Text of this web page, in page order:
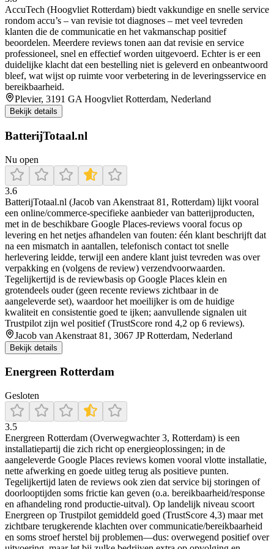
AccuTech (Hoogvliet Rotterdam) biedt vakkundige en snelle service
rondom accu’s – van revisie tot diagnoses – met veel tevreden
klanten die de communicatie en het vakmanschap positief
beoordelen. Meerdere reviews tonen aan dat revisie en service
professioneel, snel en effectief worden uitgevoerd. Echter is er een
duidelijke klacht dat een bestelling niet is geleverd en onbeantwoord
bleef, wat wijst op ruimte voor verbetering in de leveringsservice en
bereikbaarheid.
Plevier, 3191 GA Hoogvliet Rotterdam, Nederland
Bekijk details
BatterijTotaal.nl
Nu open
3.6
BatterijTotaal.nl (Jacob van Akenstraat 81, Rotterdam) lijkt vooral
een online/commerce-specifieke aanbieder van batterijproducten,
met in de beschikbare Google Places-reviews vooral focus op
levering en het netjes afhandelen van fouten: één klant beschrijft dat
na een mismatch in aantallen, telefonisch contact tot snelle
herlevering leidde, terwijl een andere klant juist tevreden was over
verpakking en (volgens de review) verzendvoorwaarden.
Tegelijkertijd is de reviewbasis op Google Places klein en
grotendeels ouder (geen recente reviews zichtbaar in de
aangeleverde set), waardoor het moeilijker is om de huidige
kwaliteit en consistentie goed te ijken; aanvullende signalen uit
Trustpilot zijn wel positief (TrustScore rond 4,2 op 6 reviews).
Jacob van Akenstraat 81, 3067 JP Rotterdam, Nederland
Bekijk details
Energreen Rotterdam
Gesloten
3.5
Energreen Rotterdam (Overwegwachter 3, Rotterdam) is een
installatiepartij die zich richt op energieoplossingen; in de
aangeleverde Google Places reviews komen vooral vlotte installatie,
nette afwerking en goede uitleg terug als positieve punten.
Tegelijkertijd laten de reviews ook zien dat service bij storingen of
doorlooptijden soms frictie kan geven (o.a. bereikbaarheid/response
en afhandeling rond productie-uitval). Op landelijk niveau scoort
Energreen op Trustpilot gemiddeld goed (TrustScore 4,3) maar met
zichtbare terugkerende klachten over communicatie/bereikbaarheid
en soms stroef herstel bij problemen—dus: overwegend positief over